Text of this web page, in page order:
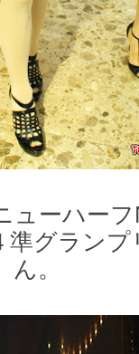
ューハー
準グランプ
ん。